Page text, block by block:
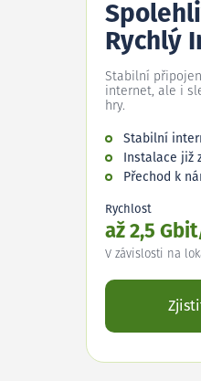
Rychlý
Stabilní
internet, ale i
hry.
Stabilní
Instalace již
Přechod k
Rychlost
až 2,5
V závislosti na